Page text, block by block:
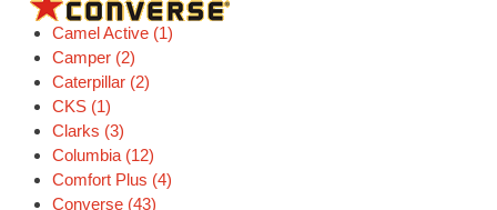
Camel Active (1)
Camper (2)
Caterpillar (2)
CKS (1)
Clarks (3)
Columbia (12)
Comfort Plus (4)
Converse (43)